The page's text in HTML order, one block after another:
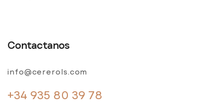
Contactanos
info@cererols.com
+34 935 80 39 78